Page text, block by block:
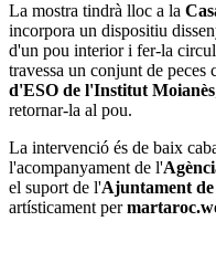
La mostra tindrà lloc a la
incorpora un dispositiu
d'un pou interior i fer-la
travessa un conjunt de peces
d'ESO de l'Institut Moianès
retornar-la al pou.
La intervenció és de baix
l'acompanyament de l'
el suport de l'Ajuntament
artísticament per